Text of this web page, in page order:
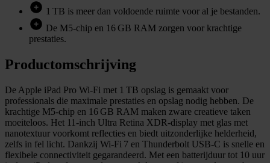
1 TB is meer dan voldoende ruimte voor al je bestanden.
De M5‑chip en 16 GB RAM zorgen voor krachtige
prestaties.
Productomschrijving
De Apple iPad Pro Wi‑Fi met 1 TB opslag is gemaakt voor
professionals die maximale prestaties en opslag nodig hebben. De
krachtige M5‑chip en 16 GB RAM maken zware creatieve taken
moeiteloos. Het 11‑inch Ultra Retina XDR‑display met glas met
nanotextuur voorkomt reflecties en biedt uitzonderlijke helderheid,
zelfs in fel licht. Dankzij Wi‑Fi 7 en Thunderbolt USB‑C is snelle en
flexibele connectiviteit gegarandeerd. Met een batterijduur tot 10 uur